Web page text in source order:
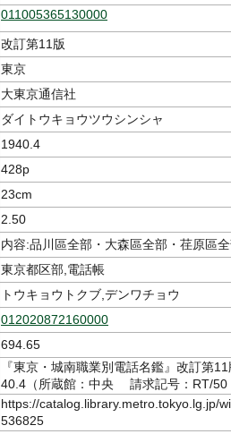
011005365130000
改訂第11版
東京
大東京通信社
ダイトウキョウツウシンシャ
1940.4
428p
23cm
2.50
内容:品川區全部・大森區全部・荏原區
東京都区部,電話帳
トウキョウトクブ,デンワチョウ
012020872160000
694.65
『東京・城南職業別電話名鑑』改訂
40.4（所蔵館：中央 請求記号：RT/
https://catalog.library.metro.tokyo.lg.jp/
536825